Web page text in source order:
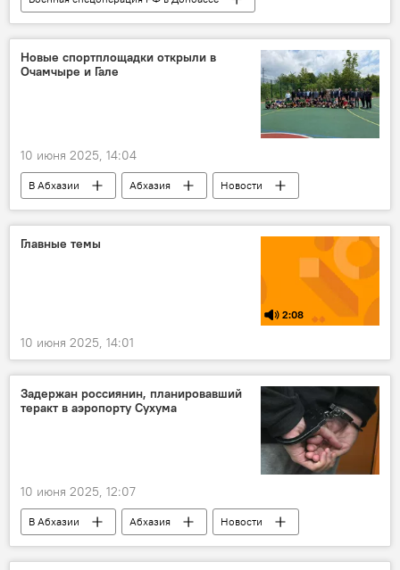
Мнение
Россия
Украина
авторы
Колумнисты
Новые спортплощадки открыли в
Очамчыре и Гале
10 июня 2025, 14:04
В Абхазии Абхазия
Новости
Спорт
Главные темы
2:08
10 июня 2025, 14:01
Задержан россиянин, планировавший
теракт в аэропорту Сухума
10 июня 2025, 12:07
В Абхазии Абхазия
Новости
Сухумский аэропорт